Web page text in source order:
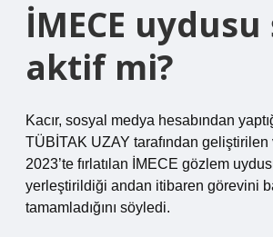
İMECE
aktif mi?
Kacır, sosyal medya hesabından
TÜBİTAK UZAY tarafından geliştirilen
2023’te fırlatılan İMECE gözlem
yerleştirildiği andan itibaren görevini
tamamladığını söyledi.